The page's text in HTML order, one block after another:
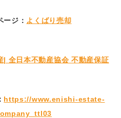
ジ： よくばり売却
| 全日本不動産協会 不動産保証
https://www.enishi-estate-